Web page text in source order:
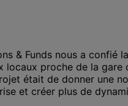
& Funds nous a confié
locaux proche de la gare
était de donner une
et créer plus de